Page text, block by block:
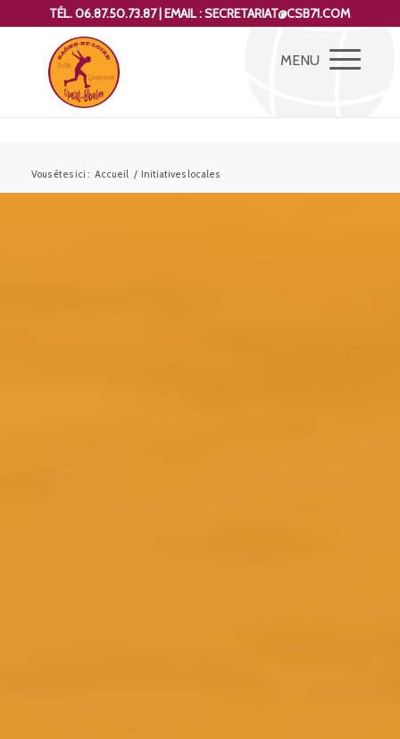
TÉL. 06.87.50.73.87 | EMAIL : SECRETARIAT@CSB71.COM
Vous êtes ici : Accueil / Initiatives locales